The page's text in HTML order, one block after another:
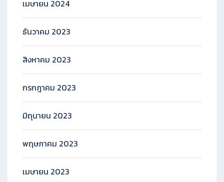
เมษายน 2024
ธันวาคม 2023
สิงหาคม 2023
กรกฎาคม 2023
มิถุนายน 2023
พฤษภาคม 2023
เมษายน 2023